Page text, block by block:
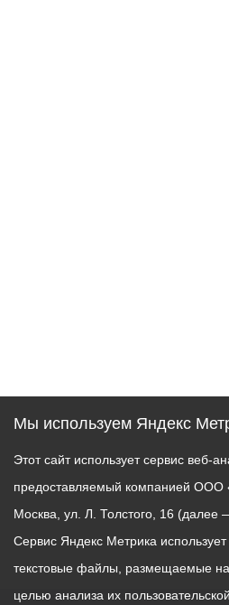
Мы используем Яндекс
Этот сайт использует сервис веб-
предоставляемый компанией ООО
Москва, ул. Л. Толстого, 16 (далее
Сервис Яндекс Метрика
текстовые файлы, размещаемые
целью анализа их пользовательской